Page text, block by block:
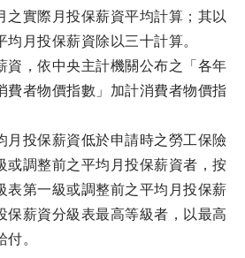
之實際月投保薪資平均計算；其以
均月投保薪資除以三十計算。
資，依中央主計機關公布之「各年
費者物價指數」加計消費者物價指
月投保薪資低於申請時之勞工保險
或調整前之平均月投保薪資者，按
表第一級或調整前之平均月投保薪
保薪資分級表最高等級者，以最高
。